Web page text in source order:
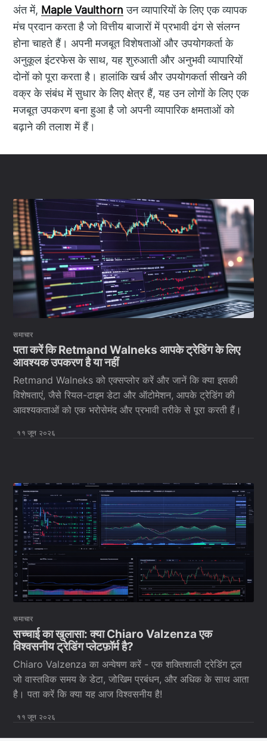
अंत में, Maple Vaulthorn उन व्यापारियों के लिए एक व्यापक
मंच प्रदान करता है जो वित्तीय बाजारों में प्रभावी ढंग से संलग्न
होना चाहते हैं। अपनी मजबूत विशेषताओं और उपयोगकर्ता के
अनुकूल इंटरफेस के साथ, यह शुरुआती और अनुभवी व्यापारियों
दोनों को पूरा करता है। हालांकि खर्च और उपयोगकर्ता सीखने की
वक्र के संबंध में सुधार के लिए क्षेत्र हैं, यह उन लोगों के लिए एक
मजबूत उपकरण बना हुआ है जो अपनी व्यापारिक क्षमताओं को
बढ़ाने की तलाश में हैं।
समाचार
पता करें कि Retmand Walneks आपके ट्रेडिंग के लिए
आवश्यक उपकरण है या नहीं
Retmand Walneks को एक्सप्लोर करें और जानें कि क्या इसकी
विशेषताएं, जैसे रियल-टाइम डेटा और ऑटोमेशन, आपके ट्रेडिंग की
आवश्यकताओं को एक भरोसेमंद और प्रभावी तरीके से पूरा करती हैं।
११ जून २०२६
समाचार
सच्चाई का खुलासा: क्या Chiaro Valzenza एक
विश्वसनीय ट्रेडिंग प्लेटफ़ॉर्म है?
Chiaro Valzenza का अन्वेषण करें - एक शक्तिशाली ट्रेडिंग टूल
जो वास्तविक समय के डेटा, जोखिम प्रबंधन, और अधिक के साथ आता
है। पता करें कि क्या यह आज विश्वसनीय है!
११ जून २०२६